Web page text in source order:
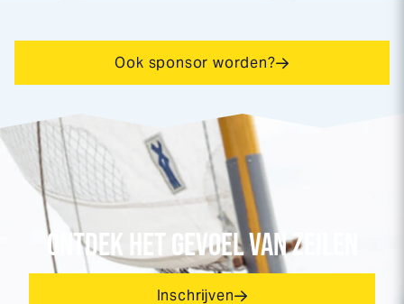
Ook sponsor worden?
ONTDEK HET GEVOEL VAN ZEILEN
Inschrijven